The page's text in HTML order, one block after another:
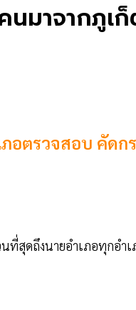
มาจากภูเ
อตรวจสอบ คัด
ที่สุดถึงนายอำเภอทุกอ